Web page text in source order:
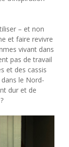
– et non
et faire revivre
vivant dans
pas de travail
et des cassis
le Nord-
dur et de